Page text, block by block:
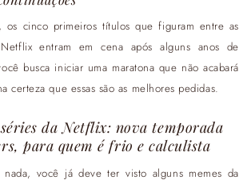
os cinco primeiros títulos que figuram entre as
entram em cena após alguns anos de
busca iniciar uma maratona que não acabará
certeza que essas são as melhores pedidas.
da Netflix: nova temporada
para quem é frio e calculista
nada, você já deve ter visto alguns memes da